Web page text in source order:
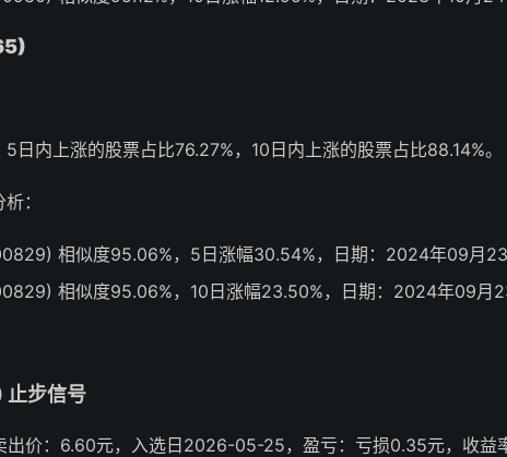
日内上涨的股票占比76.27%，10日内上涨的股票占比88.14%。
：
相似度95.06%，5日涨幅30.54%，日期：2024年09月23
相似度95.06%，10日涨幅23.50%，日期：2024年09月
步信号
出价：6.60元，入选日2026-05-25，盈亏：亏损0.35元，收益